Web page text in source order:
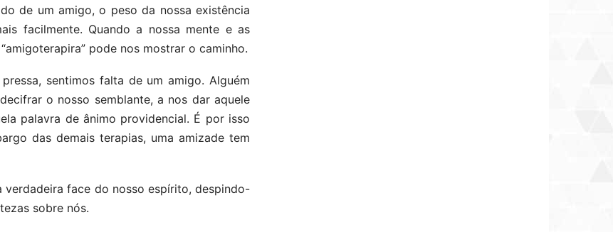
de um amigo, o peso da nossa existência
facilmente. Quando a nossa mente e as
pode nos mostrar o caminho.
sentimos falta de um amigo. Alguém
o nosso semblante, a nos dar aquele
palavra de ânimo providencial. É por isso
das demais terapias, uma amizade tem
face do nosso espírito, despindo-
sobre nós.